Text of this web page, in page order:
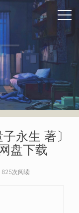
永生 著〕
盘下载
825次阅读